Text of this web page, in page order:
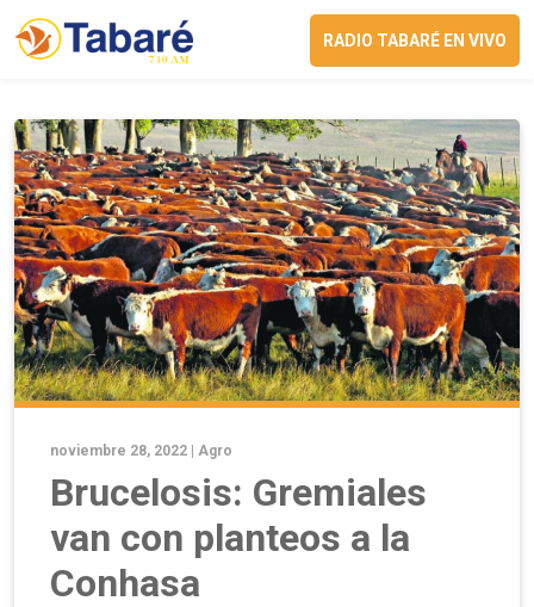
RADIO TABARÉ EN VIVO
noviembre 28, 2022 | Agro
Brucelosis: Gremiales
van con planteos a la
Conhasa